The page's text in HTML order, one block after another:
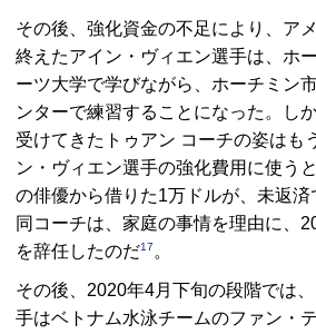
その後、強化資金の不足により、ア
終えたアイン・ヴィエン選手は、ホ
ーツ大学で学びながら、ホーチミン
ンターで練習することになった。し
受けてきたトゥアン コーチの姿はも
ン・ヴィエン選手の強化費用に使う
の俳優から借りた1万ドルが、未返済
同コーチは、家庭の事情を理由に、
を辞任したのだ17 。
その後、2020年4月下旬の段階では
手はベトナム水泳チームのファン・